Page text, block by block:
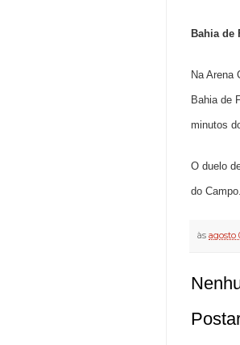
Bahia de
Na Arena
Bahia de
minutos
O duelo
do
às agosto